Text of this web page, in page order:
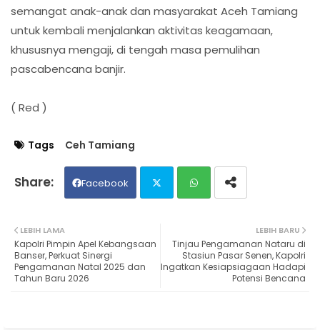
semangat anak-anak dan masyarakat Aceh Tamiang
untuk kembali menjalankan aktivitas keagamaan,
khususnya mengaji, di tengah masa pemulihan
pascabencana banjir.
( Red )
Tags Ceh Tamiang
Facebook
ter ats
LEBIH BARU
Tinjau Pengamanan Nataru di
Stasiun Pasar Senen, Kapolri
Ingatkan Kesiapsiagaan Hadapi
Potensi Bencana
LEBIH LAMA
Kapolri Pimpin Apel Kebangsaan
Banser, Perkuat Sinergi
Pengamanan Natal 2025 dan
Tahun Baru 2026